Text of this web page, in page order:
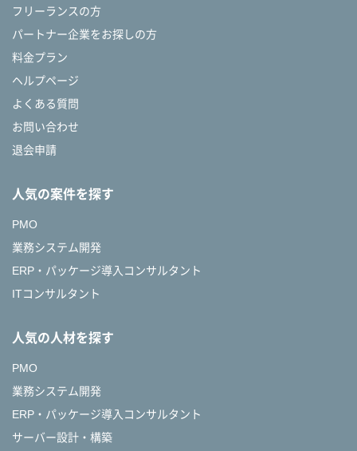
フリーランスの方
パートナー企業をお探しの方
料金プラン
ヘルプページ
よくある質問
お問い合わせ
退会申請
人気の案件を探す
PMO
業務システム開発
ERP・パッケージ導入コンサルタント
ITコンサルタント
人気の人材を探す
PMO
業務システム開発
ERP・パッケージ導入コンサルタント
サーバー設計・構築